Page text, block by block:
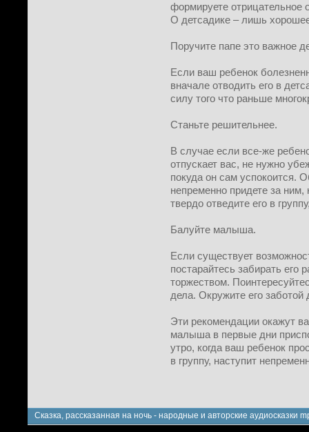
формируете отрицательное
О детсадике – лишь
Поручите папе это важное
Если ваш ребенок
вначале отводить его в
силу того что раньше
Станьте решительнее.
В случае если все-же
отпускает вас, не нужно
покуда он сам успокоится.
непременно придете за
твердо отведите его в
Балуйте малыша.
Если существует
постарайтесь забирать
торжеством.
дела. Окружите его заботой
Эти рекомендации окажут
малыша в первые дни
утро, когда ваш ребенок
в группу, наступит
Сказка, рассказанная на ночь - народные и авторские аудиосказки